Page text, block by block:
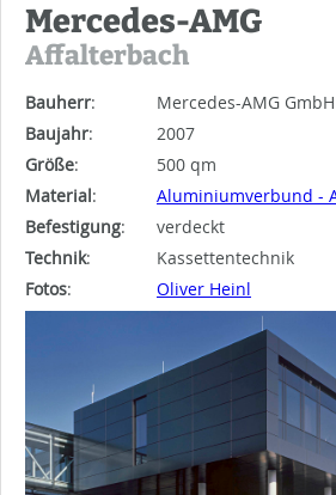
Mercedes-AMG
Affalterbach
Bauherr:
Mercedes-AMG GmbH
Baujahr:
2007
Größe:
500 qm
Material:
Aluminiumverbund -
Befestigung:
verdeckt
Technik:
Kassettentechnik
Fotos: Oliver Heinl